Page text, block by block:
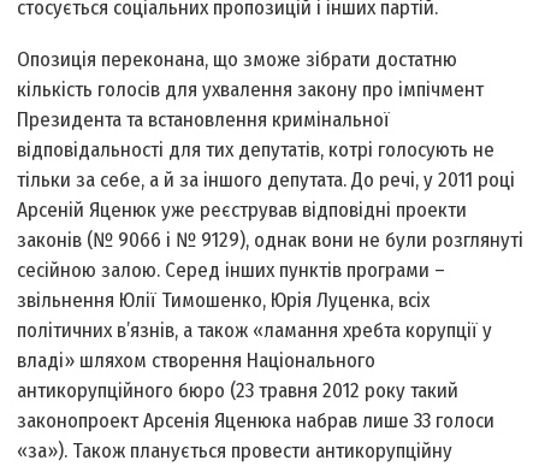
стосується соціальних пропозицій і інших партій.
Опозиція переконана, що зможе зібрати достатню
кількість голосів для ухвалення закону про імпічмент
Президента та встановлення кримінальної
відповідальності для тих депутатів, котрі голосують не
тільки за себе, а й за іншого депутата. До речі, у 2011 році
Арсеній Яценюк уже реєстрував відповідні проекти
законів (№ 9066 і № 9129), однак вони не були розглянуті
сесійною залою. Серед інших пунктів програми –
звільнення Юлії Тимошенко, Юрія Луценка, всіх
політичних в’язнів, а також «ламання хребта корупції у
владі» шляхом створення Національного
антикорупційного бюро (23 травня 2012 року такий
законопроект Арсенія Яценюка набрав лише 33 голоси
«за»). Також планується провести антикорупційну